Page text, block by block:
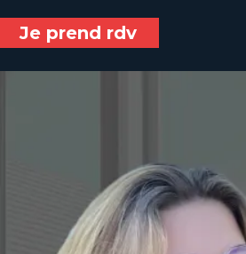
Je prend rdv